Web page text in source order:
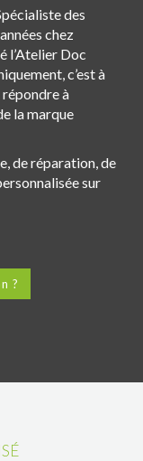
des
chez
l’Atelier Doc
c’est à
à
la marque
de réparation, de
sur
?